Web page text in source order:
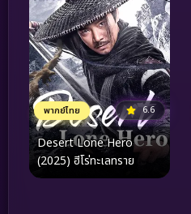
พากย์ไทย 6.6
Desert Lone Hero
(2025) ฮีโร่ทะเลทราย